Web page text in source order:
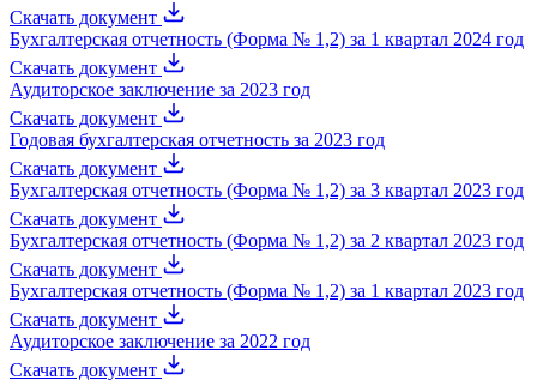
Скачать документ
Бухгалтерская отчетность (Форма № 1,2) за 1 квартал 2024 год
Скачать документ
Аудиторское заключение за 2023 год
Скачать документ
Годовая бухгалтерская отчетность за 2023 год
Скачать документ
Бухгалтерская отчетность (Форма № 1,2) за 3 квартал 2023 год
Скачать документ
Бухгалтерская отчетность (Форма № 1,2) за 2 квартал 2023 год
Скачать документ
Бухгалтерская отчетность (Форма № 1,2) за 1 квартал 2023 год
Скачать документ
Аудиторское заключение за 2022 год
Скачать документ